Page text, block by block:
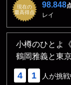
現在の
最高得点
98.848
レイ
小樽のひとよ
鶴岡雅義と東
4 1 人が挑戦